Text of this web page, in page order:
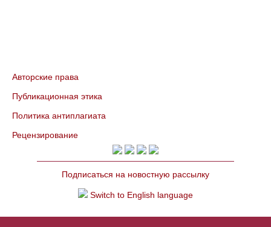
Авторские права
Публикационная этика
Политика антиплагиата
Рецензирование
Подписаться на новостную рассылку
Switch to English language